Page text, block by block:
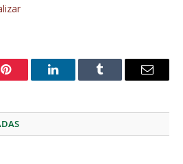
Pinterest O
Tumblr
E-